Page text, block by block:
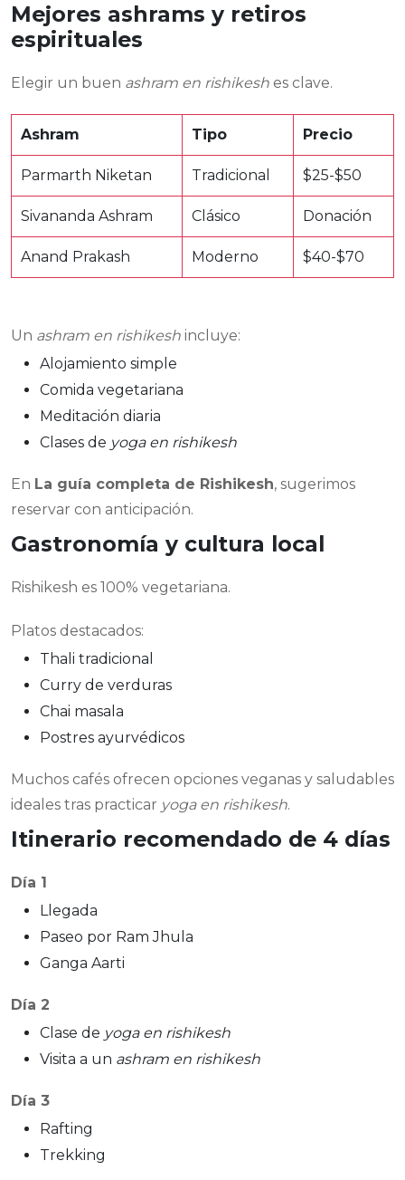
Mejores ashrams y retiros
espirituales
Elegir un buen ashram en rishikesh es clave.
Ashram Tipo Precio
Parmarth Niketan Tradicional $25-$50
Sivananda Ashram Clásico Donación
Anand Prakash Moderno $40-$70
Un ashram en rishikesh incluye:
Alojamiento simple
Comida vegetariana
Meditación diaria
Clases de yoga en rishikesh
En La guía completa de Rishikesh, sugerimos
reservar con anticipación.
Gastronomía y cultura local
Rishikesh es 100% vegetariana.
Platos destacados:
Thali tradicional
Curry de verduras
Chai masala
Postres ayurvédicos
Muchos cafés ofrecen opciones veganas y saludables
ideales tras practicar yoga en rishikesh.
Itinerario recomendado de 4 días
Día 1
Llegada
Paseo por Ram Jhula
Ganga Aarti
Día 2
Clase de yoga en rishikesh
Visita a un ashram en rishikesh
Día 3
Rafting
Trekking